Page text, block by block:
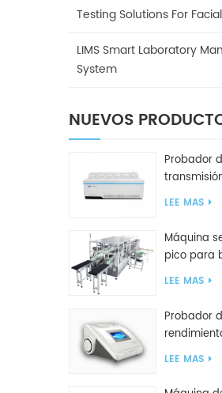
Testing Solutions For
LIMS Smart Laboratory
System
NUEVOS
Probador
de agua
LEE MAS
Máquina
pico para
inclinada
LEE MAS
Probador
inteligente
LEE MAS